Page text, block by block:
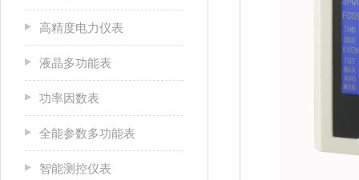
高精度电力仪表
液晶多功能表
功率因数表
全能参数多功能表
智能测控仪表